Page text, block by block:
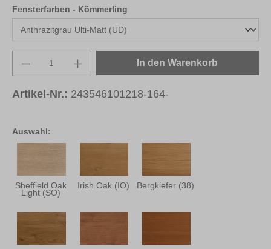
Auswahl:
Sheffield Oak
Light (SO)
Irish Oak (IO) Bergkiefer (38)
Fensterfarben - Kömmerling
Produkt Anzahl: Gib den gewünschten
In den Warenkorb
Artikel-Nr.: 243546101218-164-